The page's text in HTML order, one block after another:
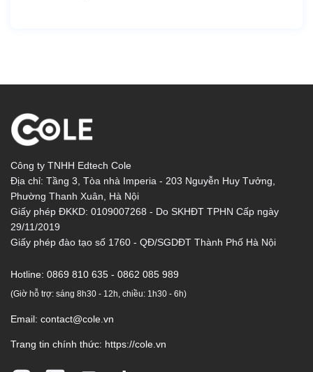
Công ty TNHH Edtech Cole
Địa chỉ: Tầng 3, Tòa nhà Imperia - 203 Nguyễn Huy Tưởng,
Phường Thanh Xuân, Hà Nội
Giấy phép ĐKKD: 0109007268 - Do SKHĐT TPHN Cấp ngày
29/11/2019
Giấy phép đào tạo số 1760 - QĐ/SGDĐT Thành Phố Hà Nội
Hotline: 0869 810 635 - 0862 085 989
(Giờ hỗ trợ: sáng 8h30 - 12h, chiều: 1h30 - 6h)
Email: contact@cole.vn
Trang tin chính thức: https://cole.vn